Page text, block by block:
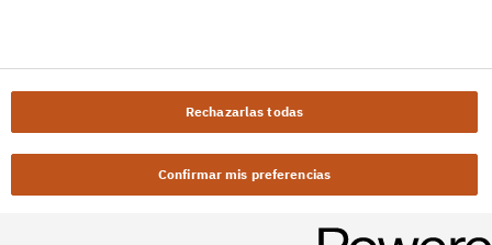
Rechazarlas todas
Confirmar mis preferencias